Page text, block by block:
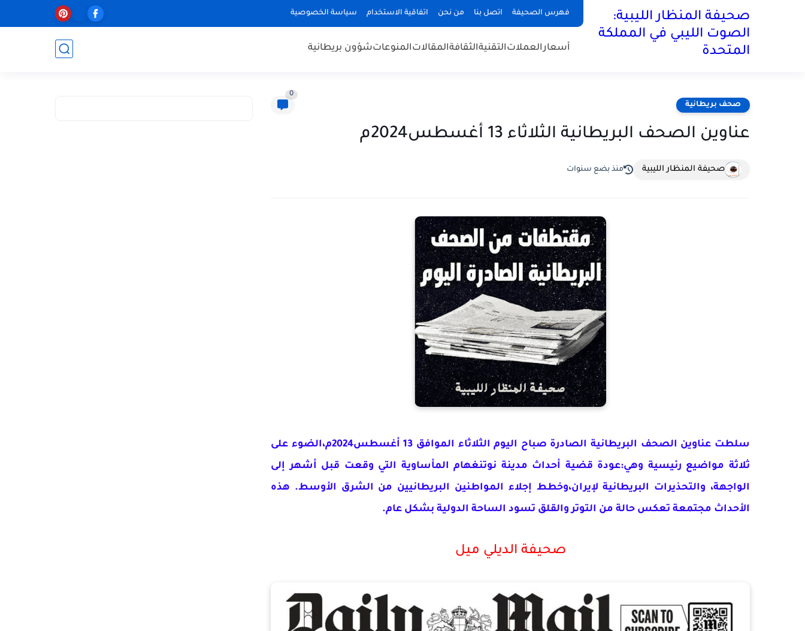
فهرس الصحيفة اتصل بنا من نحن اتفاقية الاستخدام سياسة الخصوصية
صحيفة المنظار الليبية:
الصوت الليبي في المملكة
المتحدة
أسعارالعملاتالتقنيةالثقافةالمقالاتالمنوعاتشؤون بريطانية
صحف بريطانية
0
عناوين الصحف البريطانية الثلاثاء 13 أغسطس2024م
صحيفة المنظار الليبية منذ بضع سنوات
سلطت عناوين الصحف البريطانية الصادرة صباح اليوم الثلاثاء الموافق 13 أغسطس2024م،الضوء على
ثلاثة مواضيع رئيسية وهي:عودة قضية أحداث مدينة نوتنغهام المأساوية التي وقعت قبل أشهر إلى
الواجهة، والتحذيرات البريطانية لإيران،وخطط إجلاء المواطنين البريطانيين من الشرق الأوسط. هذه
الأحداث مجتمعة تعكس حالة من التوتر والقلق تسود الساحة الدولية بشكل عام.
صحيفة الديلي ميل